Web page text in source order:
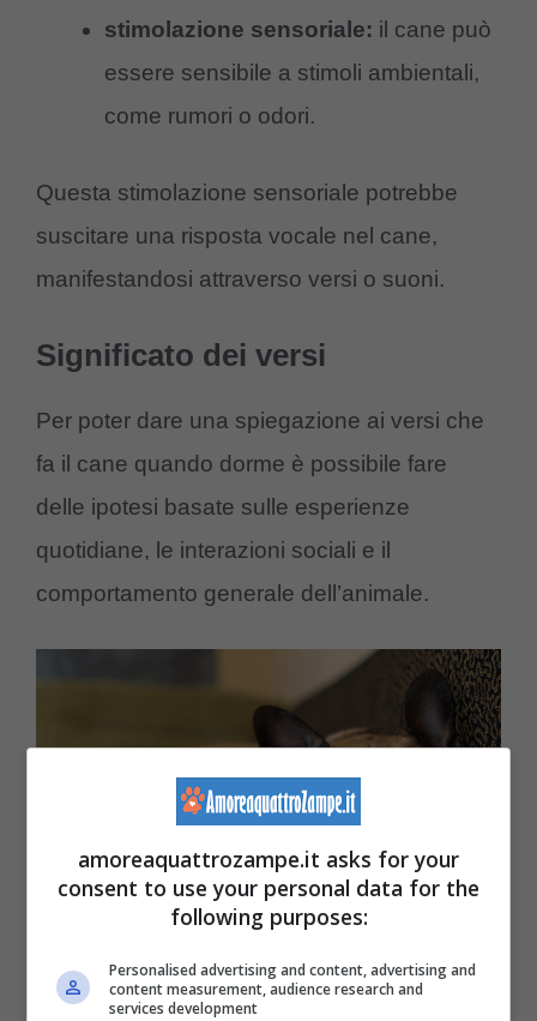
stimolazione sensoriale: il cane può
essere sensibile a stimoli ambientali,
come rumori o odori.
Questa stimolazione sensoriale potrebbe
suscitare una risposta vocale nel cane,
manifestandosi attraverso versi o suoni.
Significato dei versi
Per poter dare una spiegazione ai versi che
fa il cane quando dorme è possibile fare
delle ipotesi basate sulle esperienze
quotidiane, le interazioni sociali e il
comportamento generale dell’animale.
Significato dei versi del cane. (Foto AdobeSock-
Amoreaquattrozampe.it)
amoreaquattrozampe.it asks for your
consent to use your personal data for the
following purposes:
Personalised advertising and content, advertising and
content measurement, audience research and
services development